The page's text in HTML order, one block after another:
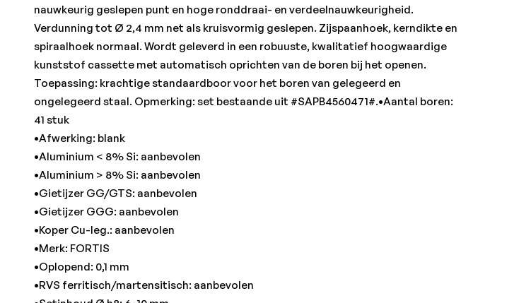
nauwkeurig geslepen punt en hoge ronddraai- en verdeelnauwkeurigheid.
Verdunning tot Ø 2,4 mm net als kruisvormig geslepen. Zijspaanhoek, kerndikte en
spiraalhoek normaal. Wordt geleverd in een robuuste, kwalitatief hoogwaardige
kunststof cassette met automatisch oprichten van de boren bij het openen.
Toepassing: krachtige standaardboor voor het boren van gelegeerd en
ongelegeerd staal. Opmerking: set bestaande uit #SAPB4560471#.•Aantal boren:
41 stuk
•Afwerking: blank
•Aluminium < 8% Si: aanbevolen
•Aluminium > 8% Si: aanbevolen
•Gietijzer GG/GTS: aanbevolen
•Gietijzer GGG: aanbevolen
•Koper Cu-leg.: aanbevolen
•Merk: FORTIS
•Oplopend: 0,1 mm
•RVS ferritisch/martensitisch: aanbevolen